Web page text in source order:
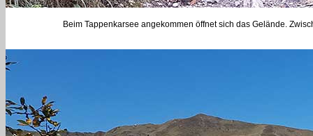
Beim Tappenkarsee angekommen öffnet sich das Gelände.